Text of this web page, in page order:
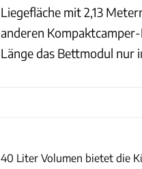
Liegefläche mit 2,13
anderen
Länge das Bettmodul nur
40 Liter Volumen bietet die